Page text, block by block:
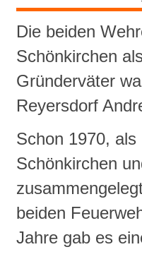
Die beiden
Schönkirchen
Gründerväter
Reyersdorf
Schon 1970,
Schönkirchen
beiden
Jahre gab es